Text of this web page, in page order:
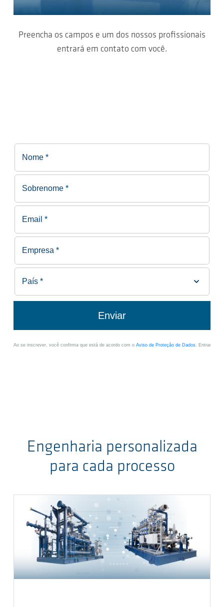
Preencha os campos e um dos nossos profissionais
entrará em contato com você.
Engenharia personalizada
para cada processo